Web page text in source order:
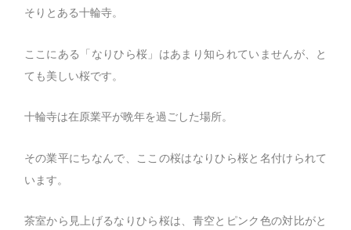
そりとある十輪寺。
ここにある「なりひら桜」はあまり知られていませんが、と
ても美しい桜です。
十輪寺は在原業平が晩年を過ごした場所。
その業平にちなんで、ここの桜はなりひら桜と名付けられて
います。
茶室から見上げるなりひら桜は、青空とピンク色の対比がと